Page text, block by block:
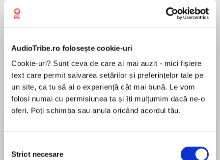
AudioTribe.ro folosește cookie-uri
Cookie-uri? Sunt ceva de care ai mai auzit - mici fișiere
text care permit salvarea setărilor și preferințelor tale pe
un site, ca tu să ai o experiență cât mai bună. Le vom
folosi numai cu permisiunea ta și îți mulțumim dacă ne-o
oferi. Poți schimba sau anula oricând acordul tău.
consimțământului
Strict necesare
Elita de Argint (Elita
de...
Dani Francis
Diavolul se îmbracă de
la...
Lauren Weisberger
Migdală
Sohn Won-pyung